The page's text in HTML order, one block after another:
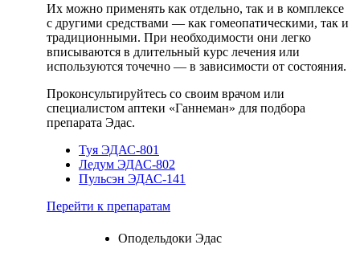
Их можно применять как отдельно, так и в комплексе
с другими средствами — как гомеопатическими, так и
традиционными. При необходимости они легко
вписываются в длительный курс лечения или
используются точечно — в зависимости от состояния.
Проконсультируйтесь со своим врачом или
специалистом аптеки «Ганнеман» для подбора
препарата Эдас.
Туя ЭДАС-801
Ледум ЭДАС-802
Пульсэн ЭДАС-141
Перейти к препаратам
Оподельдоки Эдас